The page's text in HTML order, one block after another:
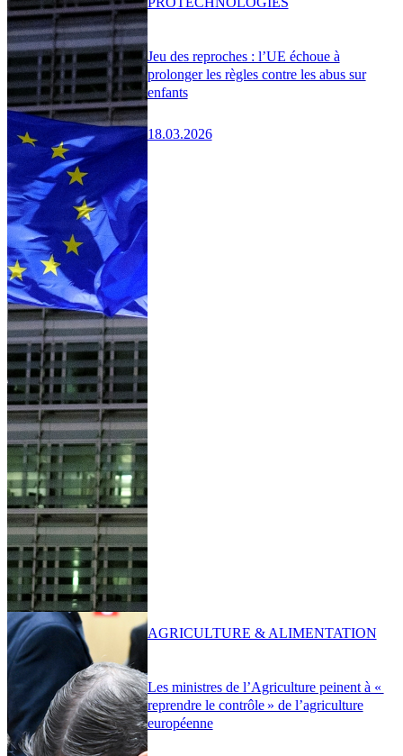
Jeu des reproches : l’UE échoue à
prolonger les règles contre les abus sur
enfants
18.03.2026
Les ministres de l’Agriculture peinent à «
reprendre le contrôle » de l’agriculture
européenne
AGRICULTURE & ALIMENTATION